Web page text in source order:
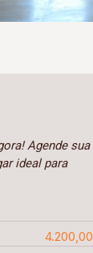
Agende sua
ideal para
4.200,00